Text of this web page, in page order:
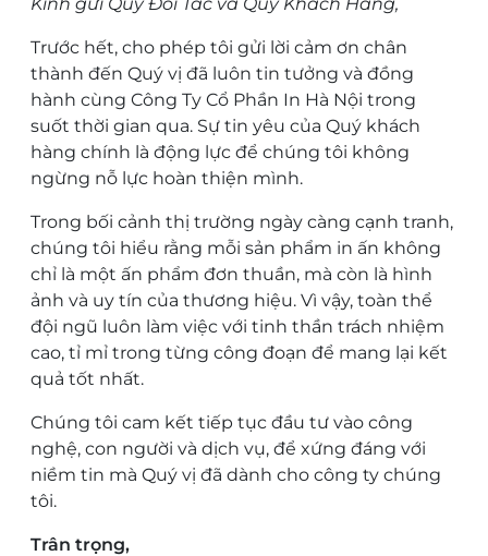
Trước hết, cho phép tôi gửi lời cảm ơn chân
thành đến Quý vị đã luôn tin tưởng và đồng
hành cùng Công Ty Cổ Phần In Hà Nội trong
suốt thời gian qua. Sự tin yêu của Quý khách
hàng chính là động lực để chúng tôi không
ngừng nỗ lực hoàn thiện mình.
Trong bối cảnh thị trường ngày càng cạnh tranh,
chúng tôi hiểu rằng mỗi sản phẩm in ấn không
chỉ là một ấn phẩm đơn thuần, mà còn là hình
ảnh và uy tín của thương hiệu. Vì vậy, toàn thể
đội ngũ luôn làm việc với tinh thần trách nhiệm
cao, tỉ mỉ trong từng công đoạn để mang lại kết
quả tốt nhất.
Chúng tôi cam kết tiếp tục đầu tư vào công
nghệ, con người và dịch vụ, để xứng đáng với
niềm tin mà Quý vị đã dành cho công ty chúng
tôi.
Trân trọng,